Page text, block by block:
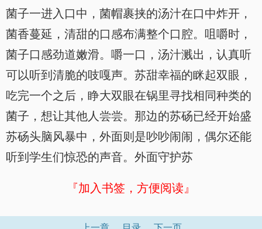
菌子一进入口中，菌帽裹挟的汤汁在口中炸开，
菌香蔓延，清甜的口感布满整个口腔。咀嚼时，
菌子口感劲道嫩滑。嚼一口，汤汁溅出，认真听
可以听到清脆的吱嘎声。苏甜幸福的眯起双眼，
吃完一个之后，睁大双眼在锅里寻找相同种类的
菌子，想让其他人尝尝。那边的苏砀已经开始盛
苏砀头脑风暴中，外面则是吵吵闹闹，偶尔还能
听到学生们惊恐的声音。外面守护苏
『加入书签，方便阅读』